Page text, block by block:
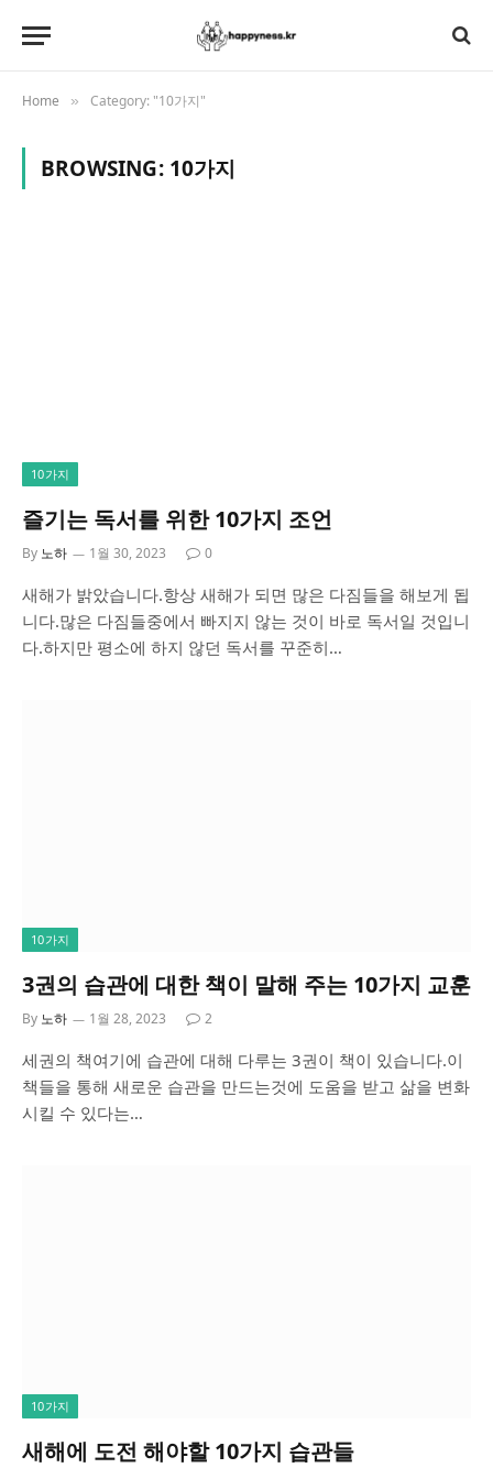
Home » Category: "10가지"
BROWSING: 10가지
10가지
즐기는 독서를 위한 10가지 조언
By 노하 1월 30, 2023 0
새해가 밝았습니다.항상 새해가 되면 많은 다짐들을 해보게 됩
니다.많은 다짐들중에서 빠지지 않는 것이 바로 독서일 것입니
다.하지만 평소에 하지 않던 독서를 꾸준히…
10가지
3권의 습관에 대한 책이 말해 주는 10가지 교훈
By 노하 1월 28, 2023 2
세권의 책여기에 습관에 대해 다루는 3권이 책이 있습니다.이
책들을 통해 새로운 습관을 만드는것에 도움을 받고 삶을 변화
시킬 수 있다는…
10가지
새해에 도전 해야할 10가지 습관들